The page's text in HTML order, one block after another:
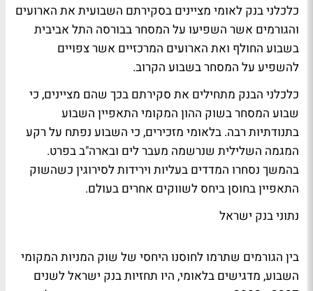
כלכלני בנק לאומי מציינים בסקירתם השבועית את הארועים
והגורמים אשר השפיעו על המסחר בבורסה התל אביבית
בשבוע החולף ואת הארועים המרכזיים אשר צפויים
להשפיע על המסחר בשבוע הקרוב.
כלכלני הבנק מתחילים את סקירתם בכך שהם מציינים, כי
שבוע המסחר בשוק ההון המקומי התאפיין השבוע
בתנודתיות רבה. בלאומי מזכירים, כי השבוע נפתח על רקע
המגמה השלילית שנרשמה מעבר לים ובארה"ב בפרט.
בהמשך נסחרו המדדים בעליות וירידות לסירוגין כשהשוק
התאפיין בחוסן ביחס לשווקים אחרים בעולם.
נתוני בנק ישראל
בין הגורמים שתרמו לחוסנו היחסי של שוק המניות המקומי
השבוע, מדגישים בלאומי, היו תחזיות בנק ישראל לשנים